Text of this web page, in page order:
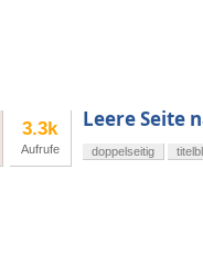
3.3k
Aufrufe
Leere Seite
doppelseitig